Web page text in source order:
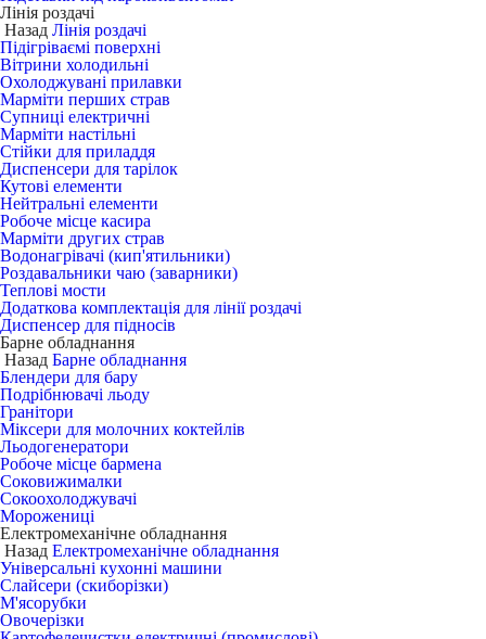
Лінія роздачі
Назад Лінія роздачі
Підігріваємі поверхні
Вітрини холодильні
Охолоджувані прилавки
Марміти перших страв
Супниці електричні
Марміти настільні
Стійки для приладдя
Диспенсери для тарілок
Кутові елементи
Нейтральні елементи
Робоче місце касира
Марміти других страв
Водонагрівачі (кип'ятильники)
Роздавальники чаю (заварники)
Теплові мости
Додаткова комплектація для лінії роздачі
Диспенсер для підносів
Барне обладнання
Назад Барне обладнання
Блендери для бару
Подрібнювачі льоду
Гранітори
Міксери для молочних коктейлів
Льодогенератори
Робоче місце бармена
Соковижималки
Сокоохолоджувачі
Морожениці
Електромеханічне обладнання
Назад Електромеханічне обладнання
Універсальні кухонні машини
Слайсери (скиборізки)
М'ясорубки
Овочерізки